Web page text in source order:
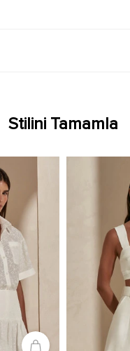
Stilini Tamamla